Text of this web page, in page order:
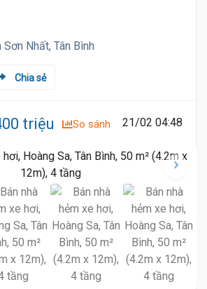
Sơn Nhất, Tân Bình
Chia sẻ
triệu So sánh 21/02 04:48